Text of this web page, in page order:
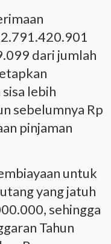
dari jumlah
lebih
sebelumnya Rp
pinjaman
untuk
yang jatuh
sehingga
Tahun